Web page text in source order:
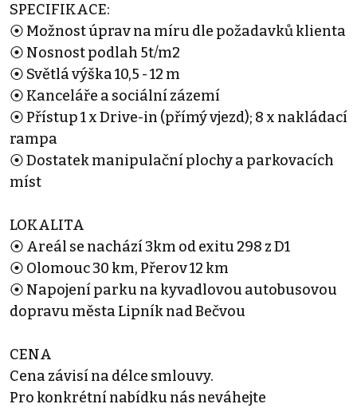
SPECIFIKACE:
⦿ Možnost úprav na míru dle požadavků klienta
⦿ Nosnost podlah 5t/m2
⦿ Světlá výška 10,5 - 12 m
⦿ Kanceláře a sociální zázemí
⦿ Přístup 1 x Drive-in (přímý vjezd); 8 x nakládací
rampa
⦿ Dostatek manipulační plochy a parkovacích
míst
LOKALITA
⦿ Areál se nachází 3km od exitu 298 z D1
⦿ Olomouc 30 km, Přerov 12 km
⦿ Napojení parku na kyvadlovou autobusovou
dopravu města Lipník nad Bečvou
CENA
Cena závisí na délce smlouvy.
Pro konkrétní nabídku nás neváhejte